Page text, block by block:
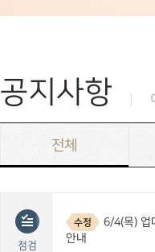
공지사항
전체
점검
수정
6/4(목) 업
안내